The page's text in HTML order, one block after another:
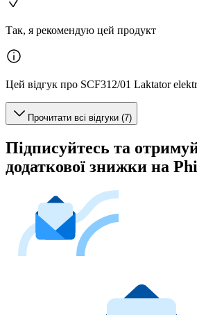
Так, я рекомендую цей продукт
Цей відгук про SCF312/01 Laktator
Прочитати всі відгуки (7)
Підписуйтесь та
додаткової знижки на